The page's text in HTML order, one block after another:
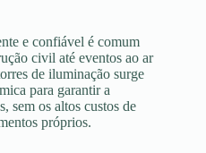
e confiável é comum
civil até eventos ao ar
de iluminação surge
para garantir a
sem os altos custos de
próprios.